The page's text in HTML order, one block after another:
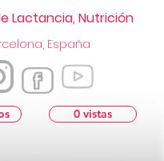
España
Lactancia, Nutrición
0 vistas